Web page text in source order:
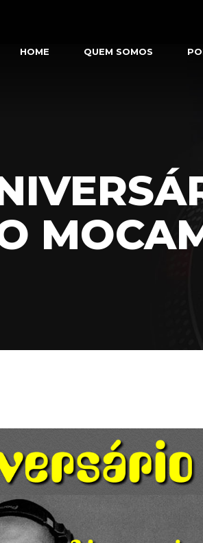
HOME QUEM SOMOS